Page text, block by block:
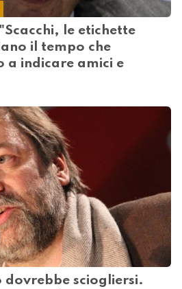
le etichette
il tempo che
a indicare amici e
dovrebbe sciogliersi.